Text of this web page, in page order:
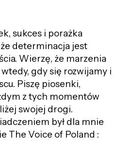
sukces i porażka
determinacja jest
Wierzę, że marzenia
gdy się rozwijamy i
Piszę piosenki,
z tych momentów
swojej drogi.
był dla mnie
The Voice of Poland :